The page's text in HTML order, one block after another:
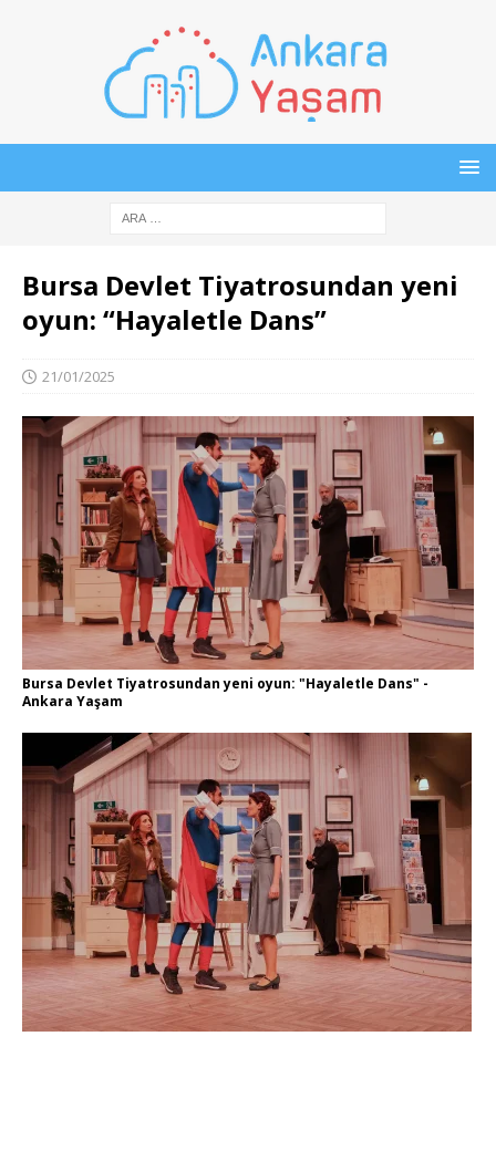
Bursa Devlet Tiyatrosundan yeni
oyun: “Hayaletle Dans”
21/01/2025
Bursa Devlet Tiyatrosundan yeni oyun: "Hayaletle Dans" -
Ankara Yaşam